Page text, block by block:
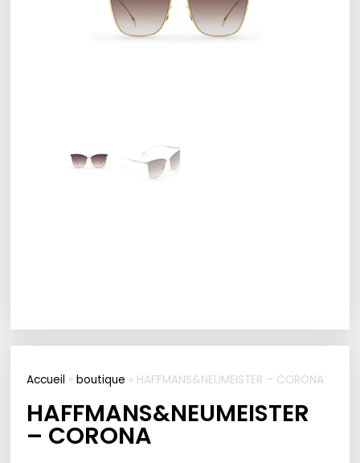
Accueil »boutique » HAFFMANS&NEUMEISTER – CORONA
HAFFMANS&NEUMEISTER
– CORONA